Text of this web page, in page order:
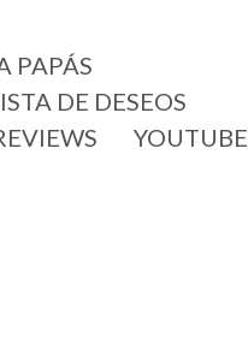
PAPÁS
DE DESEOS
YOUTUBE